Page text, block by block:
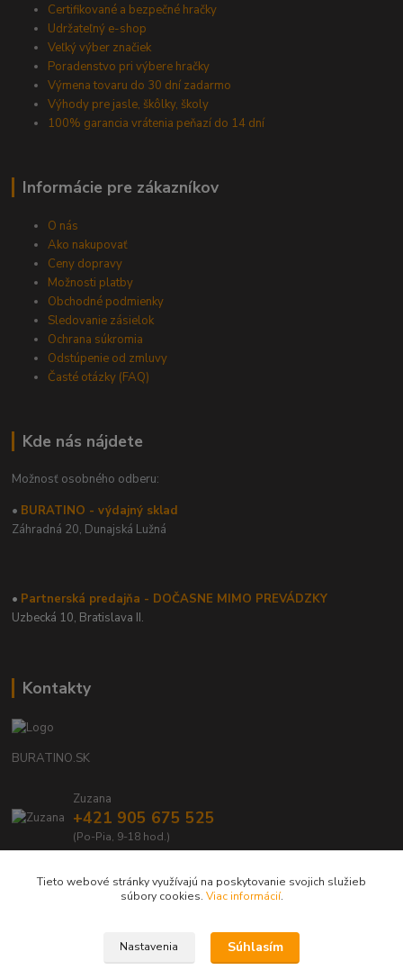
Certifikované a bezpečné hračky
Udržateľný e-shop
Veľký výber značiek
Poradenstvo pri výbere hračky
Výmena tovaru do 30 dní zadarmo
Výhody pre jasle, škôlky, školy
100% garancia vrátenia peňazí do 14 dní
Informácie pre zákazníkov
O nás
Ako nakupovať
Ceny dopravy
Možnosti platby
Obchodné podmienky
Sledovanie zásielok
Ochrana súkromia
Odstúpenie od zmluvy
Časté otázky (FAQ)
Kde nás nájdete
Možnosť osobného odberu:
• BURATINO - výdajný sklad
Záhradná 20, Dunajská Lužná
• Partnerská predajňa - DOČASNE MIMO PREVÁDZKY
Uzbecká 10, Bratislava II.
Kontakty
BURATINO.SK
Zuzana
+421 905 675 525
(Po-Pia, 9-18 hod.)
Tieto webové stránky využívajú na poskytovanie svojich služieb
súbory cookies. Viac informácií.
Nastavenia Súhlasím